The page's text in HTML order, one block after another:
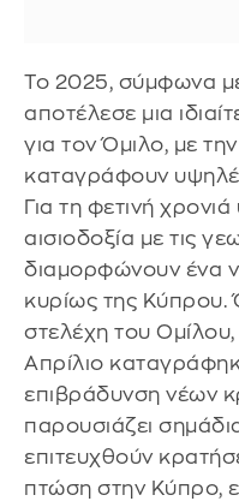
Το 2025, σύμφωνα
αποτέλεσε μια
για τον Όμιλο, με
καταγράφουν
Για τη φετινή
αισιοδοξία με τις
διαμορφώνουν ένα
κυρίως της
στελέχη του
Απρίλιο
επιβράδυνση νέων
παρουσιάζει
επιτευχθούν
πτώση στην Κύπρο,